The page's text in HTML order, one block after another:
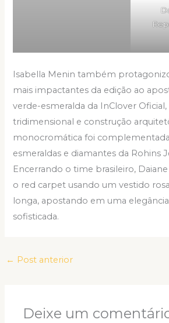
Isabella Menin também
mais impactantes da edição ao
verde-esmeralda da InClover
tridimensional e construção
monocromática foi
esmeraldas e diamantes da Rohins
Encerrando o time brasileiro,
o red carpet usando um vestido
longa, apostando em uma
sofisticada.
← Post anterior
Deixe um